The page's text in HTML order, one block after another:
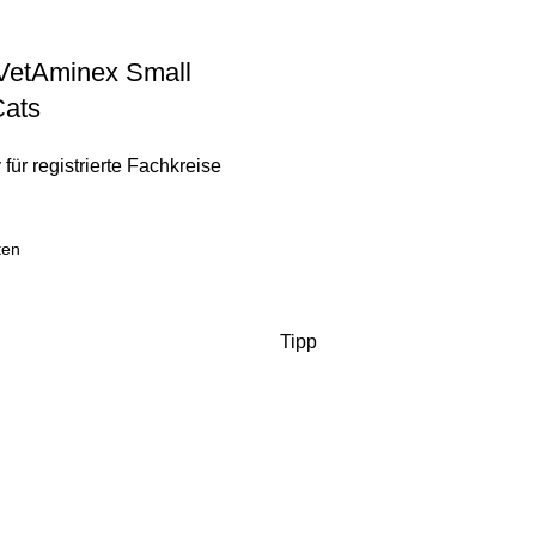
Small
registrierte Fachkreise
Tipp